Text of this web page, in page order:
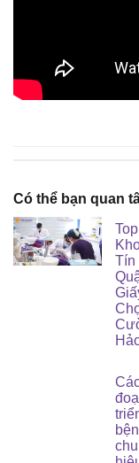
Có thể bạn quan
Tín